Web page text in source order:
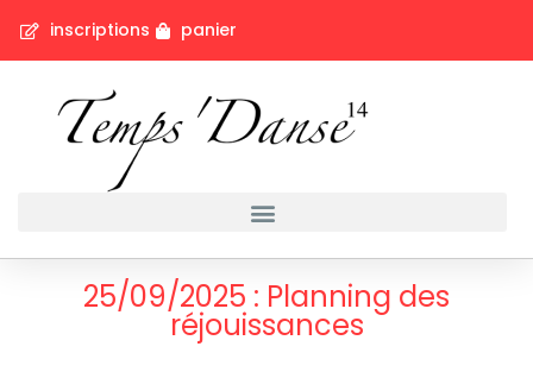
inscriptions panier
25/09/2025 : Planning des
réjouissances